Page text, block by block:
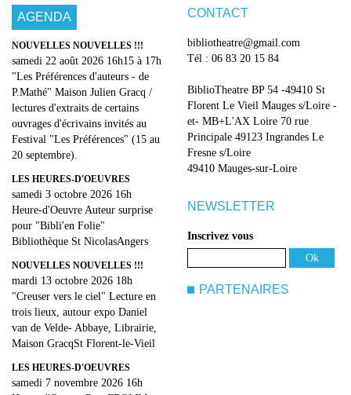
AGENDA
NOUVELLES NOUVELLES !!!
samedi 22 août 2026 16h15 à 17h
"Les Préférences d'auteurs - de
P.Mathé" Maison Julien Gracq /
lectures d'extraits de certains
ouvrages d'écrivains invités au
Festival "Les Préférences" (15 au
20 septembre).
LES HEURES-D'OEUVRES
samedi 3 octobre 2026 16h
Heure-d'Oeuvre Auteur surprise
pour "Bibli'en Folie"
Bibliothèque St NicolasAngers
NOUVELLES NOUVELLES !!!
mardi 13 octobre 2026 18h
"Creuser vers le ciel" Lecture en
trois lieux, autour expo Daniel
van de Velde- Abbaye, Librairie,
Maison GracqSt Florent-le-Vieil
LES HEURES-D'OEUVRES
samedi 7 novembre 2026 16h
CONTACT
bibliotheatre@gmail.com
Tél : 06 83 20 15 84
BiblioTheatre BP 54 -49410 St
Florent Le Vieil Mauges s/Loire -
et- MB+L'AX Loire 70 rue
Principale 49123 Ingrandes Le
Fresne s/Loire
49410 Mauges-sur-Loire
NEWSLETTER
Inscrivez vous
PARTENAIRES